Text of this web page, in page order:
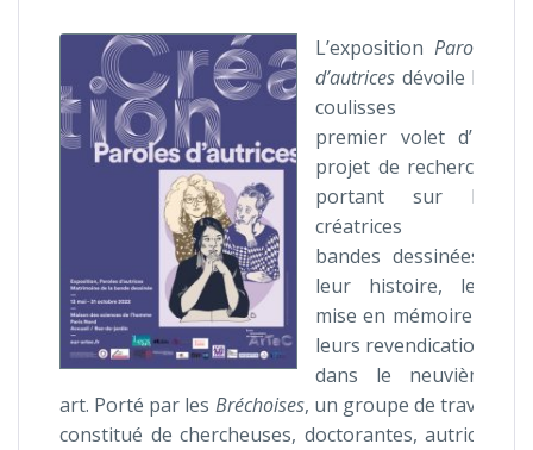
L’exposition Paroles
d’autrices dévoile les
coulisses du
premier volet d’un
projet de recherche
portant sur les
créatrices de
bandes dessinées :
leur histoire, leur
mise en mémoire et
leurs revendications
dans le neuvième
art. Porté par les Bréchoises, un groupe de travail
constitué de chercheuses, doctorantes, autrices